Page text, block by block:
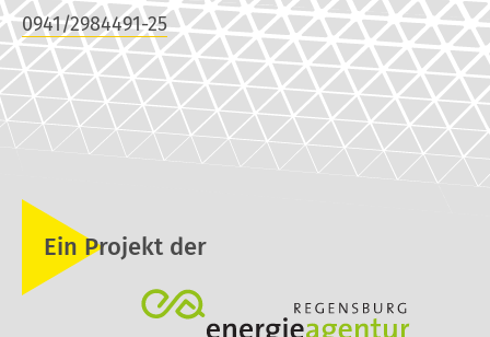
0941/2984491-25
Ein Projekt der